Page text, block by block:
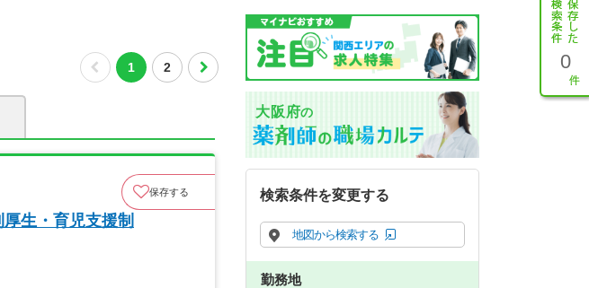
0
1 2
保存する
生・育児支援制
大阪府の
検索条件を変更する
地図から検索する
勤務地